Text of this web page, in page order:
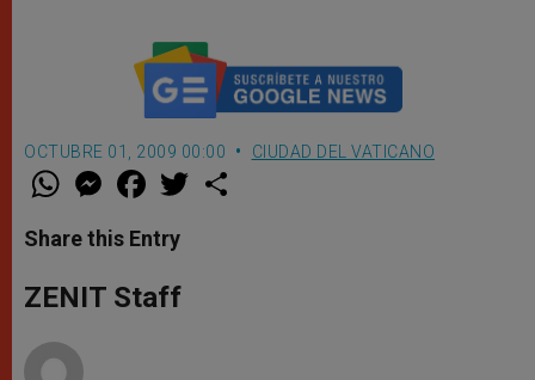
OCTUBRE 01, 2009 00:00 CIUDAD DEL VATICANO
W
t
s
p
p
M
e
s
e
g
e
F
a
e
b
o
k
w
Share this Entry
ZENIT Staff